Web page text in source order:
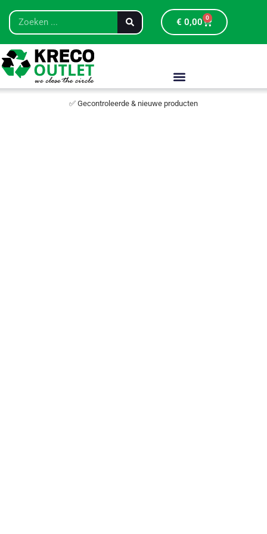
€ 0,00 0
✅ Gecontroleerde & nieuwe producten